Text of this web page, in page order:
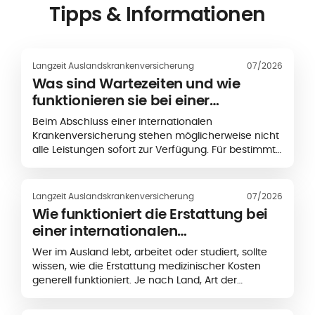
Tipps & Informationen
Langzeit Auslandskrankenversicherung 07/2026
Was sind Wartezeiten und wie
funktionieren sie bei einer
internationalen
Krankenversicherung?
Beim Abschluss einer internationalen
Krankenversicherung stehen möglicherweise nicht
alle Leistungen sofort zur Verfügung. Für bestimmte
bezeichnet wird.
Langzeit Auslandskrankenversicherung 07/2026
Wie funktioniert die Erstattung bei
einer internationalen
Krankenversicherung?
Wer im Ausland lebt, arbeitet oder studiert, sollte
wissen, wie die Erstattung medizinischer Kosten
generell funktioniert. Je nach Land, Art der